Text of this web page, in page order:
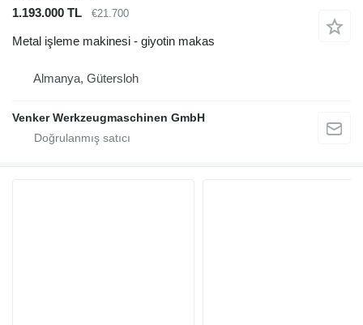
1.193.000 TL
€21.700
Metal işleme makinesi - giyotin makas
Almanya, Gütersloh
Venker Werkzeugmaschinen GmbH